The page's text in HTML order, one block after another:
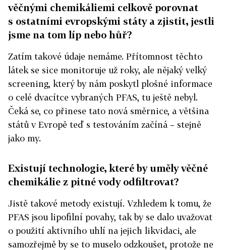
věčnými chemikáliemi celkově porovnat
s ostatními evropskými státy a zjistit, jestli
jsme na tom líp nebo hůř?
Zatím takové údaje nemáme. Přítomnost těchto
látek se sice monitoruje už roky, ale nějaký velký
screening, který by nám poskytl plošné informace
o celé dvacítce vybraných PFAS, tu ještě nebyl.
Čeká se, co přinese tato nová směrnice, a většina
států v Evropě teď s testováním začíná – stejně
jako my.
Existují technologie, které by uměly věčné
chemikálie z pitné vody odfiltrovat?
Jistě takové metody existují. Vzhledem k tomu, že
PFAS jsou lipofilní povahy, tak by se dalo uvažovat
o použití aktivního uhlí na jejich likvidaci, ale
samozřejmě by se to muselo odzkoušet, protože ne